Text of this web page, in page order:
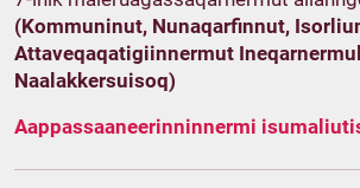
(Kommuninut, Nunaqarfinnut,
Attaveqaqatigiinnermut
Naalakkersuisoq)
Aappassaaneerinninnermi